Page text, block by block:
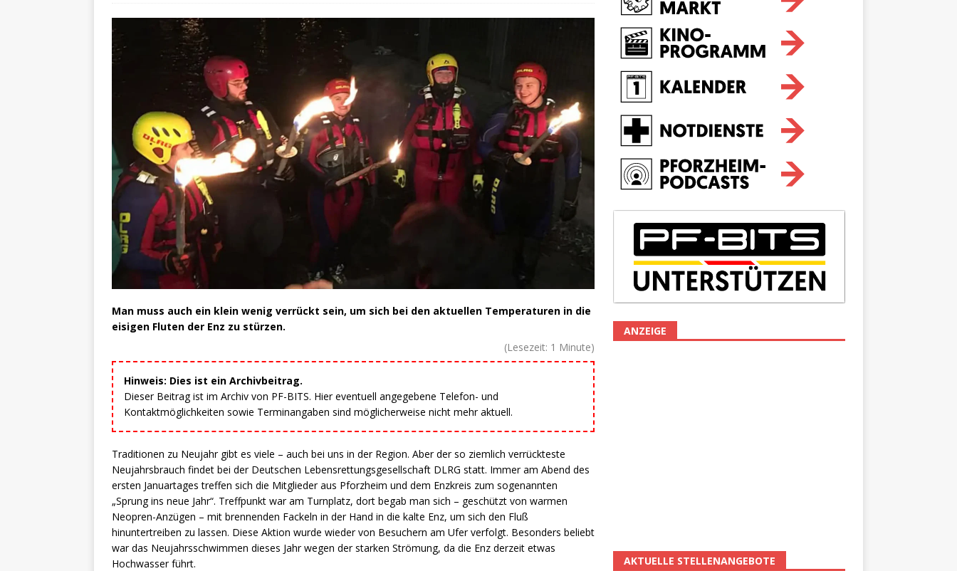
Man muss auch ein klein wenig verrückt sein, um sich bei den aktuellen Temperaturen in die
eisigen Fluten der Enz zu stürzen.
(Lesezeit: 1 Minute)
Hinweis: Dies ist ein Archivbeitrag.
Dieser Beitrag ist im Archiv von PF-BITS. Hier eventuell angegebene Telefon- und
Kontaktmöglichkeiten sowie Terminangaben sind möglicherweise nicht mehr aktuell.
Traditionen zu Neujahr gibt es viele – auch bei uns in der Region. Aber der so ziemlich verrückteste
Neujahrsbrauch findet bei der Deutschen Lebensrettungsgesellschaft DLRG statt. Immer am Abend des
ersten Januartages treffen sich die Mitglieder aus Pforzheim und dem Enzkreis zum sogenannten
„Sprung ins neue Jahr“. Treffpunkt war am Turnplatz, dort begab man sich – geschützt von warmen
Neopren-Anzügen – mit brennenden Fackeln in der Hand in die kalte Enz, um sich den Fluß
hinuntertreiben zu lassen. Diese Aktion wurde wieder von Besuchern am Ufer verfolgt. Besonders beliebt
war das Neujahrsschwimmen dieses Jahr wegen der starken Strömung, da die Enz derzeit etwas
Hochwasser führt.
ANZEIGE
AKTUELLE STELLENANGEBOTE